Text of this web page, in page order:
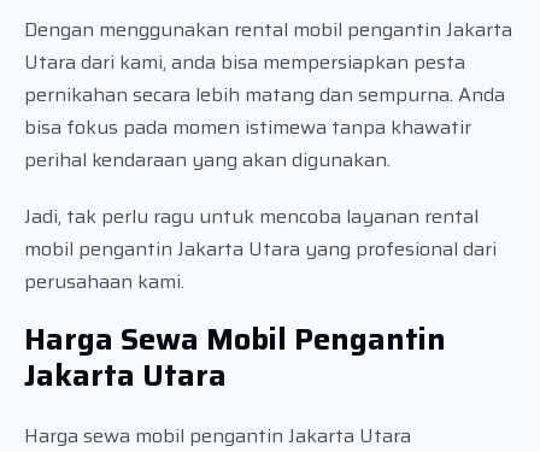
Dengan menggunakan rental mobil pengantin Jakarta
Utara dari kami, anda bisa mempersiapkan pesta
pernikahan secara lebih matang dan sempurna. Anda
bisa fokus pada momen istimewa tanpa khawatir
perihal kendaraan yang akan digunakan.
Jadi, tak perlu ragu untuk mencoba layanan rental
mobil pengantin Jakarta Utara yang profesional dari
perusahaan kami.
Harga Sewa Mobil Pengantin
Jakarta Utara
Harga sewa mobil pengantin Jakarta Utara